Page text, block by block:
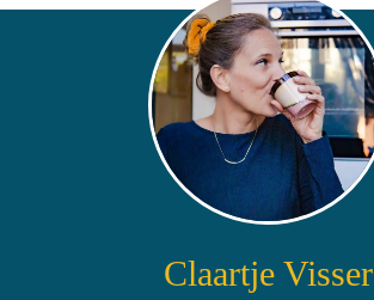
Claartje Visser